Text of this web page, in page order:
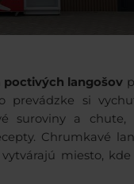
langošov
prevádzke si
suroviny a chute,
Chrumkavé
miesto,